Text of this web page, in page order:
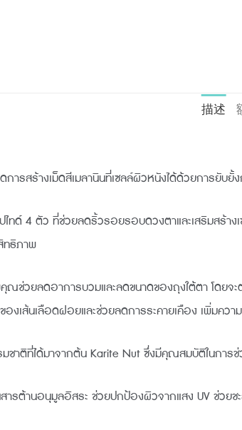
描述
การสร้างเม็ดสีเมลานินที่เซลล์ผิวหนังได้ด้วยการยับยั้
ไทด์ 4 ตัว ที่ช่วยลดริ้วรอยรอบดวงตาและเสริมสร้า
ทธิภาพ
ณช่วยลดอาการบวมและลดขนาดของถุงใต้ตา โดยจ
องเส้นเลือดฝอยและช่วยลดการระคายเคือง เพิ่มคว
รมชาติที่ได้มาจากต้น Karite Nut ซึ่งมีคุณสมบัติในกา
ารต้านอนุมูลอิสระ ช่วยปกป้องผิวจากแสง UV ช่ว